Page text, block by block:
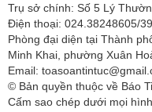
Trụ sở chính: Số 5 Lý
Điện thoại: 024.38248605/
Phòng đại diện tại Thành
Minh Khai, phường Xuân
Email:
© Bản quyền thuộc về Báo
Cấm sao chép dưới mọi